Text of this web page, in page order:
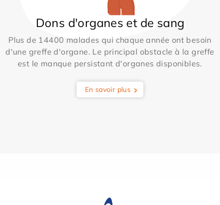
Dons d'organes et de sang
Plus de 14400 malades qui chaque année ont besoin
d'une greffe d'organe. Le principal obstacle à la greffe
est le manque persistant d'organes disponibles.
En savoir plus